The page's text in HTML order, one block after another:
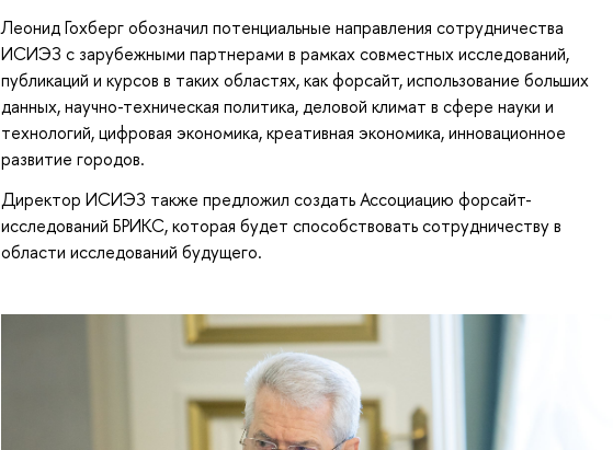
Леонид Гохберг обозначил потенциальные направления сотрудничества
ИСИЭЗ с зарубежными партнерами в рамках совместных исследований,
публикаций и курсов в таких областях, как форсайт, использование больших
данных, научно-техническая политика, деловой климат в сфере науки и
технологий, цифровая экономика, креативная экономика, инновационное
развитие городов.
Директор ИСИЭЗ также предложил создать Ассоциацию форсайт-
исследований БРИКС, которая будет способствовать сотрудничеству в
области исследований будущего.